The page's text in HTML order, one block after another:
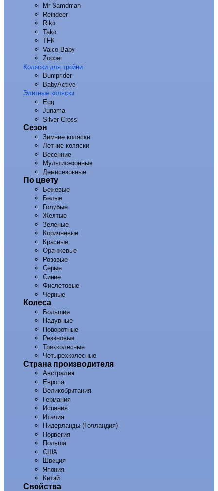
Mr Samdman
Reindeer
Riko
Tako
TFK
Valco Baby
Zooper
Коляски для тройни
Bumprider
BabyActive
Элитные коляски
Egg
Junama
Silver Cross
Сезон
Зимние коляски
Летние коляски
Весенние
Мультисезонные
Демисезонные
По цвету
Бежевые
Белые
Голубые
Желтые
Зеленые
Коричневые
Красные
Оранжевые
Розовые
Серые
Синие
Фиолетовые
Черные
Колеса
Большие
Надувные
Поворотные
Резиновые
Трехколесные
Четырехколесные
Страна производителя
Австралия
Европа
Великобритания
Германия
Испания
Италия
Нидерланды (Голландия)
Норвегия
Польша
США
Швеция
Япония
Китай
Свойства